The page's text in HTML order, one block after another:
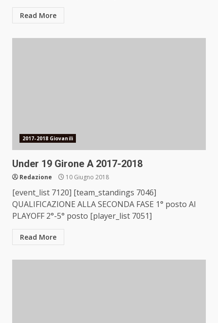
Read More
2017-2018 Giovanili
Under 19 Girone A 2017-2018
Redazione 10 Giugno 2018
[event_list 7120] [team_standings 7046]
QUALIFICAZIONE ALLA SECONDA FASE 1° posto AI
PLAYOFF 2°-5° posto [player_list 7051]
Read More